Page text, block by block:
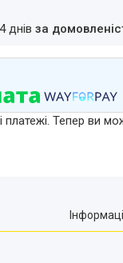
днів за
платежі. Тепер ви